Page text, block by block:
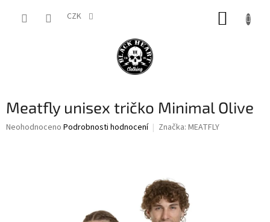
CZK
Meatfly unisex tričko Minimal Olive
Průměrné
Neohodnoceno Podrobnosti hodnocení Značka: MEATFLY